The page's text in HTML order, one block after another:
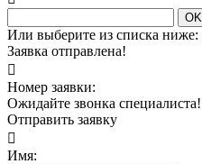
OK
Или выберите из списка ниже:
Заявка отправлена!

Номер заявки:
Ожидайте звонка специалиста!
Отправить заявку

Имя: